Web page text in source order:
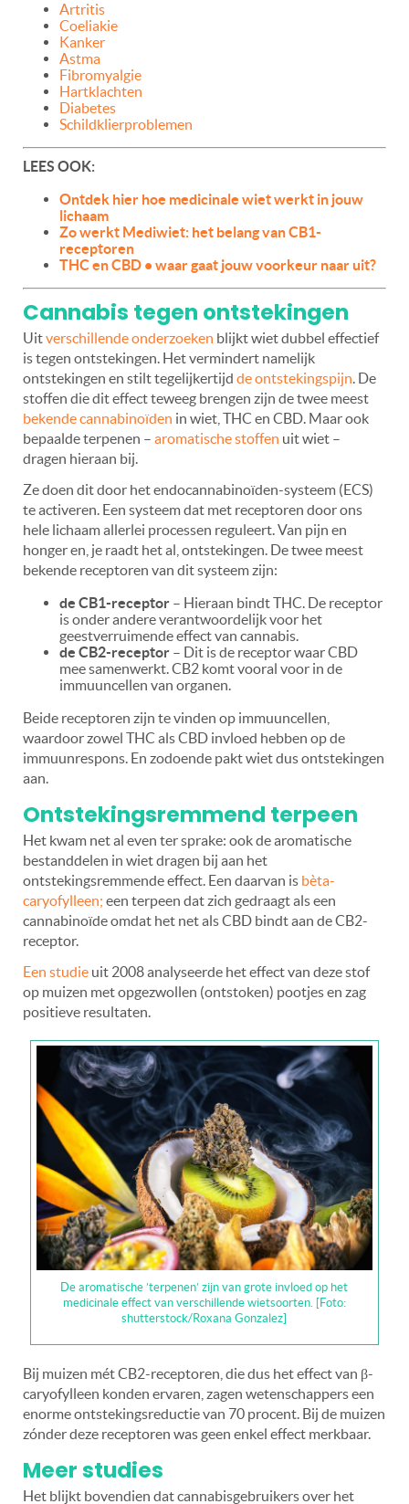
Artritis
Coeliakie
Kanker
Astma
Fibromyalgie
Hartklachten
Diabetes
Schildklierproblemen
LEES OOK:
Ontdek hier hoe medicinale wiet werkt in jouw
lichaam
Zo werkt Mediwiet: het belang van CB1-
receptoren
THC en CBD • waar gaat jouw voorkeur naar uit?
Cannabis tegen ontstekingen
Uitverschillende onderzoeken blijkt wiet dubbel effectief
is tegen ontstekingen. Het vermindert namelijk
ontstekingen en stilt tegelijkertijd de ontstekingspijn. De
stoffen die dit effect teweeg brengen zijn de twee meest
bekende cannabinoïden in wiet, THC en CBD. Maar ook
bepaalde terpenen – aromatische stoffen uit wiet –
dragen hieraan bij.
Ze doen dit door het endocannabinoïden-systeem (ECS)
te activeren. Een systeem dat met receptoren door ons
hele lichaam allerlei processen reguleert. Van pijn en
honger en, je raadt het al, ontstekingen. De twee meest
bekende receptoren van dit systeem zijn:
de CB1-receptor – Hieraan bindt THC. De receptor
is onder andere verantwoordelijk voor het
geestverruimende effect van cannabis.
de CB2-receptor – Dit is de receptor waar CBD
mee samenwerkt. CB2 komt vooral voor in de
immuuncellen van organen.
Beide receptoren zijn te vinden op immuuncellen,
waardoor zowel THC als CBD invloed hebben op de
immuunrespons. En zodoende pakt wiet dus ontstekingen
aan.
Ontstekingsremmend terpeen
Het kwam net al even ter sprake: ook de aromatische
bestanddelen in wiet dragen bij aan het
ontstekingsremmende effect. Een daarvan is bèta-
caryofylleen; een terpeen dat zich gedraagt als een
cannabinoïde omdat het net als CBD bindt aan de CB2-
receptor.
Een studie uit 2008 analyseerde het effect van deze stof
op muizen met opgezwollen (ontstoken) pootjes en zag
positieve resultaten.
De aromatische ’terpenen’ zijn van grote invloed op het
medicinale effect van verschillende wietsoorten. [Foto:
shutterstock/Roxana Gonzalez]
Bij muizen mét CB2-receptoren, die dus het effect van β-
caryofylleen konden ervaren, zagen wetenschappers een
enorme ontstekingsreductie van 70 procent. Bij de muizen
zónder deze receptoren was geen enkel effect merkbaar.
Meer studies
Het blijkt bovendien dat cannabisgebruikers over het